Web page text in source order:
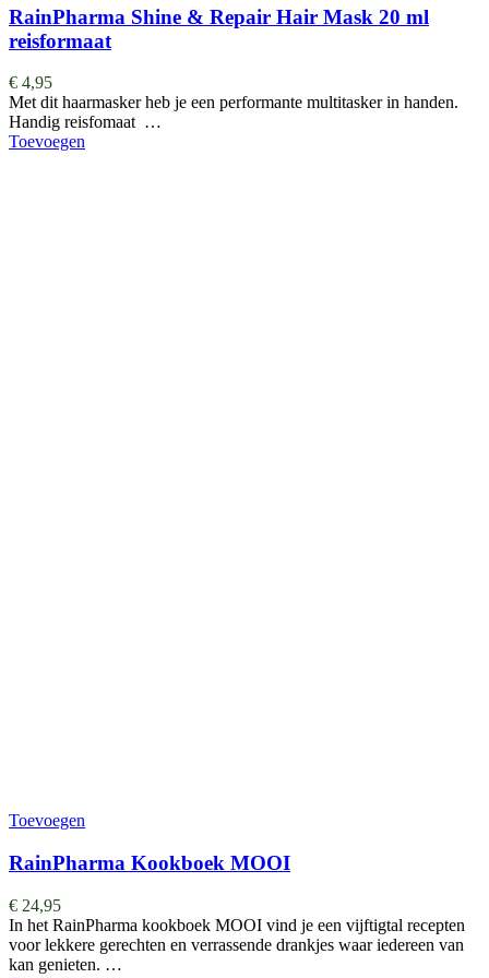
RainPharma Shine & Repair Hair Mask 20 ml
reisformaat
€ 4,95
Met dit haarmasker heb je een performante multitasker in handen.
Handig reisfomaat …
Toevoegen
Toevoegen
RainPharma Kookboek MOOI
€ 24,95
In het RainPharma kookboek MOOI vind je een vijftigtal recepten
voor lekkere gerechten en verrassende drankjes waar iedereen van
kan genieten. …